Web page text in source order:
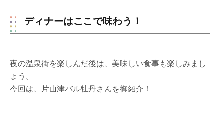
ディナーはここで味わう！
夜の温泉街を楽しんだ後は、美味しい食事も楽しみまし
ょう。
今回は、片山津バル牡丹さんを御紹介！